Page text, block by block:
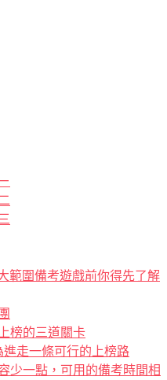
範圍備考遊戲前你得先了解
榜的三道關卡
走一條可行的上榜路
少一點，可用的備考時間相